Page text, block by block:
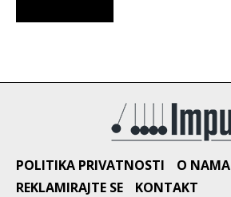
POLITIKA PRIVATNOSTI O NAMA
REKLAMIRAJTE SE
KONTAKT